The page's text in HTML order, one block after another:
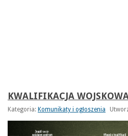
KWALIFIKACJA
Kategoria: Komunikaty i ogłoszenia